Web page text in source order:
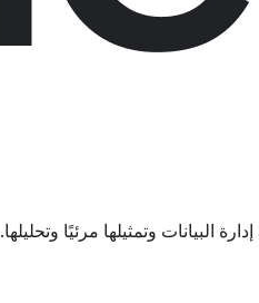
البيانات وتمثيلها مرئيًا وتحليلها.